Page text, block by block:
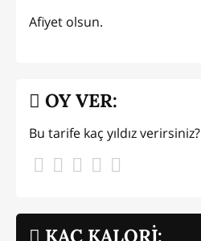
Afiyet olsun.
KAÇ KALORİ:
OY VER:
Bu tarife kaç yıldız verirsiniz?